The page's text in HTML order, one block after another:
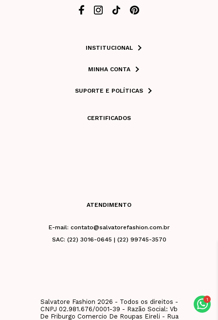
INSTITUCIONAL
MINHA CONTA
SUPORTE E POLÍTICAS
CERTIFICADOS
ATENDIMENTO
E-mail: contato@salvatorefashion.com.br
SAC: (22) 3016-0645 | (22) 99745-3570
Salvatore Fashion 2026 - Todos os direitos -
CNPJ 02.981.676/0001-39 - Razão Social: Vb
De Friburgo Comercio De Roupas Eireli - Rua